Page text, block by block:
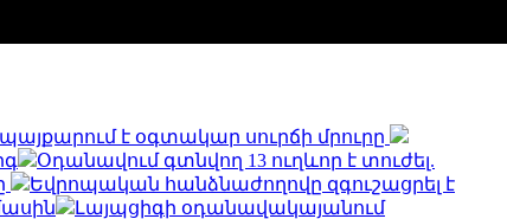
է օգտակար սուրճի մրուրը
Օդանավում գտնվող 13 ուղևոր է տուժել.
Եվրոպական հանձնաժողովը զգուշացրել է
Լայպցիգի օդանավակայանում